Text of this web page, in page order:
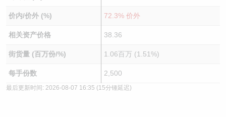
价内/价外 (%) 72.3% 价外
相关资产价格 38.36
街货量 (百万份/%) 1.06百万 (1.51%)
每手份数 2,500
最后更新时间: 2026-08-07 16:35 (15分锺延迟)